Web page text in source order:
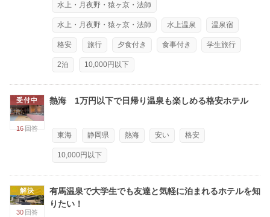
水上・月夜野・猿ヶ京・法師
水上・月夜野・猿ヶ京・法師 水上温泉 温泉宿
格安 旅行 夕食付き 食事付き 学生旅行
2泊 10,000円以下
受付中
16 回答
熱海 1万円以下で日帰り温泉も楽しめる格安ホテル
東海 静岡県 熱海 安い 格安
10,000円以下
解決
30 回答
有馬温泉で大学生でも友達と気軽に泊まれるホテルを知
りたい！